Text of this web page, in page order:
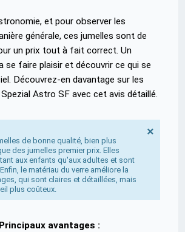
et pour observer les
générale, ces jumelles sont de
un prix tout à fait correct. Un
se faire plaisir et découvrir ce qui se
Découvrez-en davantage sur les
Astro SF avec cet avis détaillé.
de bonne qualité, bien plus
des jumelles premier prix. Elles
aux enfants qu'aux adultes et sont
le matériau du verre améliore la
qui sont claires et détaillées, mais
plus coûteux.
×
Principaux avantages :